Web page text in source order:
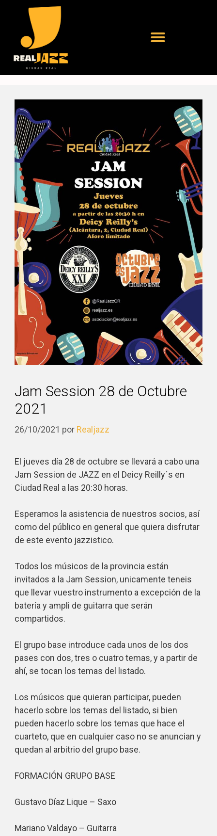
Jam Session 28 de Octubre
2021
26/10/2021 por Realjazz
El jueves día 28 de octubre se llevará a cabo una
Jam Session de JAZZ en el Deicy Reilly´s en
Ciudad Real a las 20:30 horas.
Esperamos la asistencia de nuestros socios, así
como del público en general que quiera disfrutar
de este evento jazzistico.
Todos los músicos de la provincia están
invitados a la Jam Session, unicamente teneis
que llevar vuestro instrumento a excepción de la
batería y ampli de guitarra que serán
compartidos.
El grupo base introduce cada unos de los dos
pases con dos, tres o cuatro temas, y a partir de
ahí, se tocan los temas del listado.
Los músicos que quieran participar, pueden
hacerlo sobre los temas del listado, si bien
pueden hacerlo sobre los temas que hace el
cuarteto, que en cualquier caso no se anuncian y
quedan al arbitrio del grupo base.
FORMACIÓN GRUPO BASE
Gustavo Díaz Lique – Saxo
Mariano Valdayo – Guitarra